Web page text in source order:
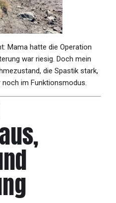
Mama hatte die Operation
war riesig. Doch mein
die Spastik stark,
im Funktionsmodus.